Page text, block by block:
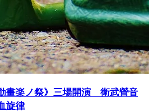
畫楽ノ祭》三場開演 衛武營音
旋律